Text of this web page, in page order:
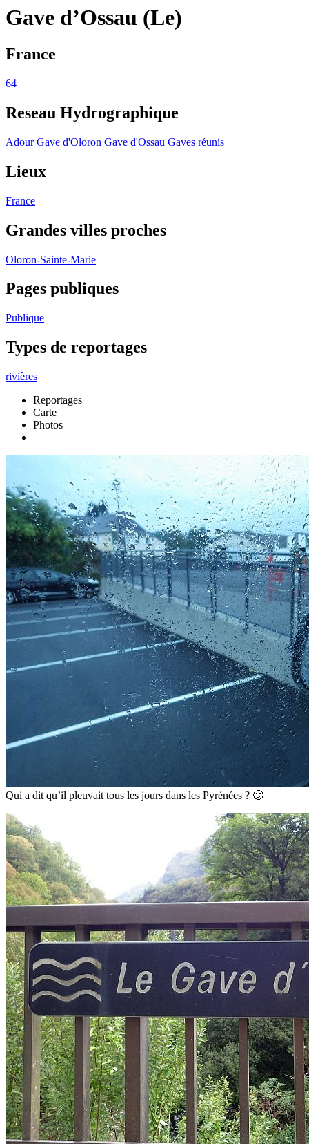
Gave d’Ossau (Le)
France
64
Reseau Hydrographique
Adour Gave d'Oloron Gave d'Ossau Gaves réunis
Lieux
France
Grandes villes proches
Oloron-Sainte-Marie
Pages publiques
Publique
Types de reportages
rivières
Reportages
Carte
Photos
Qui a dit qu’il pleuvait tous les jours dans les Pyrénées ? 🙂